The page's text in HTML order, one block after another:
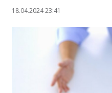
18.04.2024 23:41